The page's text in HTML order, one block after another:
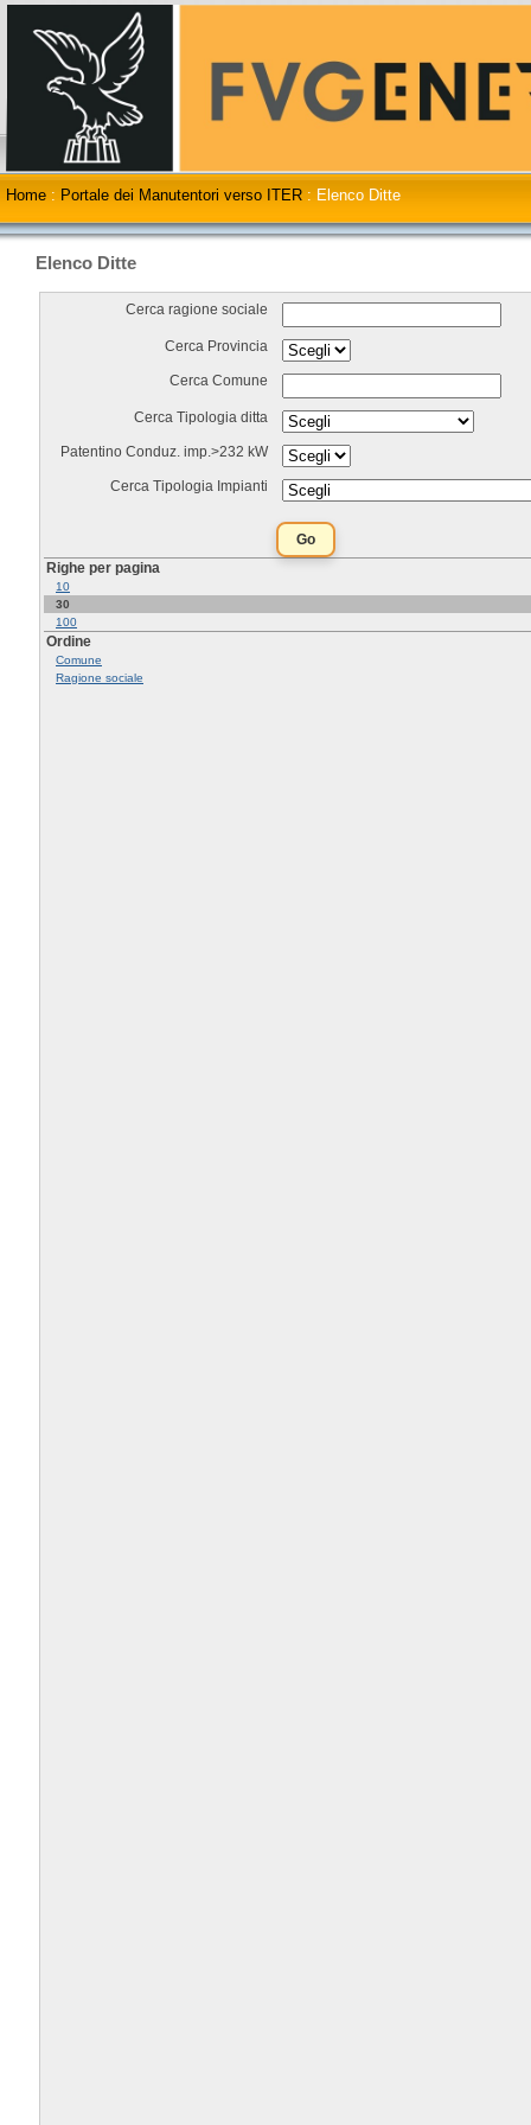
Home : Portale dei Manutentori verso ITER : Elenco Ditte
Elenco Ditte
Cerca ragione sociale
Cerca Provincia
Cerca Comune
Cerca Tipologia ditta
Patentino Conduz. imp.>232 kW
Cerca Tipologia Impianti
Righe per pagina
10
30
100
Ordine
Comune
Ragione sociale